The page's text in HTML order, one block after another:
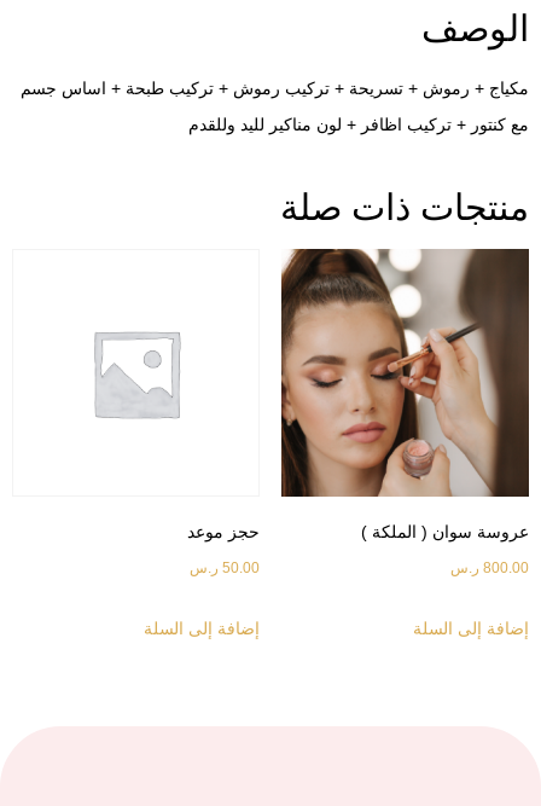
+ تسريحة + تركيب رموش + تركيب طبحة + اساس جسم
اظافر + لون مناكير لليد وللقدم
ذات صلة
الملكة ) حجز موعد
إضافة إلى السلة